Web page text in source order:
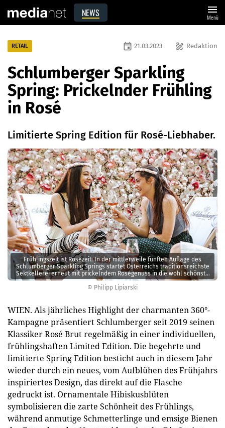
NEWS menu
Menü
© Philipp Lipiarski
Frühlingszeit ist Rosézeit: In der mittlerweile fünften Auflage des
Schlumberger Sparkling Springs startet Österreichs traditionsreichste
Sektkellerei erneut mit prickelndem Roségenuss in die wohl schönste
aller Jahreszeiten.
RETAIL draw Redaktion
event 21.03.2023
Schlumberger Sparkling
Spring: Prickelnder Frühling
in Rosé
Limitierte Spring Edition für Rosé-Liebhaber.
WIEN. Als jährliches Highlight der charmanten 360°-
Kampagne präsentiert Schlumberger seit 2019 seinen
Klassiker Rosé Brut regelmäßig in einer individuellen,
frühlingshaften Limited Edition. Die begehrte und
limitierte Spring Edition besticht auch in diesem Jahr
wieder durch ein neues, vom Aufblühen des Frühjahrs
inspiriertes Design, das direkt auf die Flasche
gedruckt ist. Ornamentale Hibiskusblüten
symbolisieren die zarte Schönheit des Frühlings,
während anmutige Schmetterlinge und emsige Bienen